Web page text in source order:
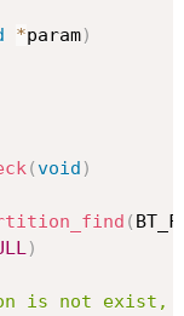
*param)
(void )
(
)
is not exist,